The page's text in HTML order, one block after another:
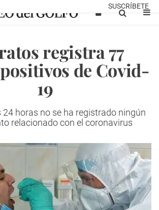
SUSCRÍBETE
registra 77
de Covid-
19
24 horas no se ha registrado ningún
relacionado con el coronavirus